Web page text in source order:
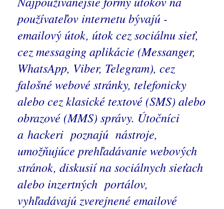
používateľov internetu bývajú -
emailový útok, útok cez sociálnu sieť,
cez messagingaplikácie (Messanger,
WhatsApp, Viber, Telegram), cez
falošné webové stránky, telefonicky
alebo cez klasické textové (SMS) alebo
obrazové (MMS) správy. Útočníci
a hackeri poznajú nástroje,
umožňujúce prehľadávanie webových
stránok, diskusií na sociálnych sieťach
alebo inzertných portálov,
vyhľadávajú zverejnené emailové